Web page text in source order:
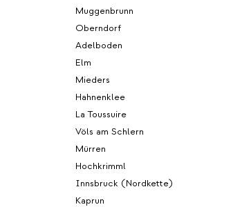
Muggenbrunn
Oberndorf
Adelboden
Elm
Mieders
Hahnenklee
La Toussuire
Völs am Schlern
Mürren
Hochkrimml
Innsbruck (Nordkette)
Kaprun